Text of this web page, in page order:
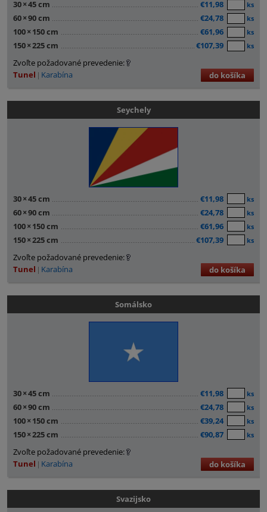
30×45 cm €11,98 ks
60×90 cm €24,78 ks
100× 150 cm €61,96 ks
150×225 cm €107,39 ks
Zvoľte požadované prevedenie:
Tunel
Karabína do košíka
Seychely
30×45 cm €11,98 ks
60×90 cm €24,78 ks
100× 150 cm €61,96 ks
150×225 cm €107,39 ks
Zvoľte požadované prevedenie:
Tunel
Karabína do košíka
Somálsko
30×45 cm €11,98 ks
60×90 cm €24,78 ks
100× 150 cm €39,24 ks
150×225 cm €90,87 ks
Zvoľte požadované prevedenie:
Tunel
Karabína do košíka
Svazijsko